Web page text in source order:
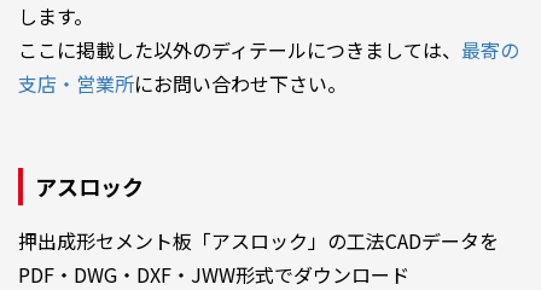
します。
ここに掲載した以外のディテールにつきましては、 最寄の
支店・営業所にお問い合わせ下さい。
アスロック
押出成形セメント板「アスロック」の工法CADデータを
PDF・DWG・DXF・JWW形式でダウンロード